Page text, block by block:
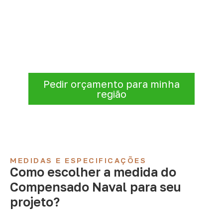
Pedir orçamento para minha
região
MEDIDAS E ESPECIFICAÇÕES
Como escolher a medida do
Compensado Naval para seu
projeto?